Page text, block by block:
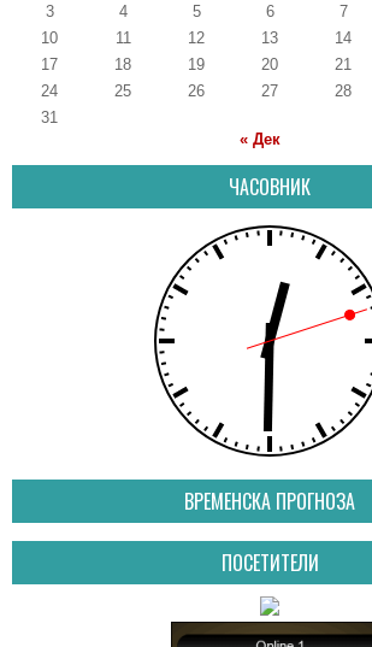
3
4 5 6 7
10
11 12 13 14
17
18 19 20 21
24
25 26 27 28
31
« Дек
ЧАСОВНИК
ВРЕМЕНСКА ПРОГНОЗА
ПОСЕТИТЕЛИ